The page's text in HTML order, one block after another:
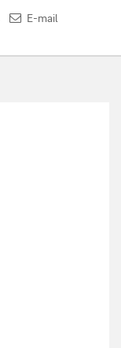
E-mail